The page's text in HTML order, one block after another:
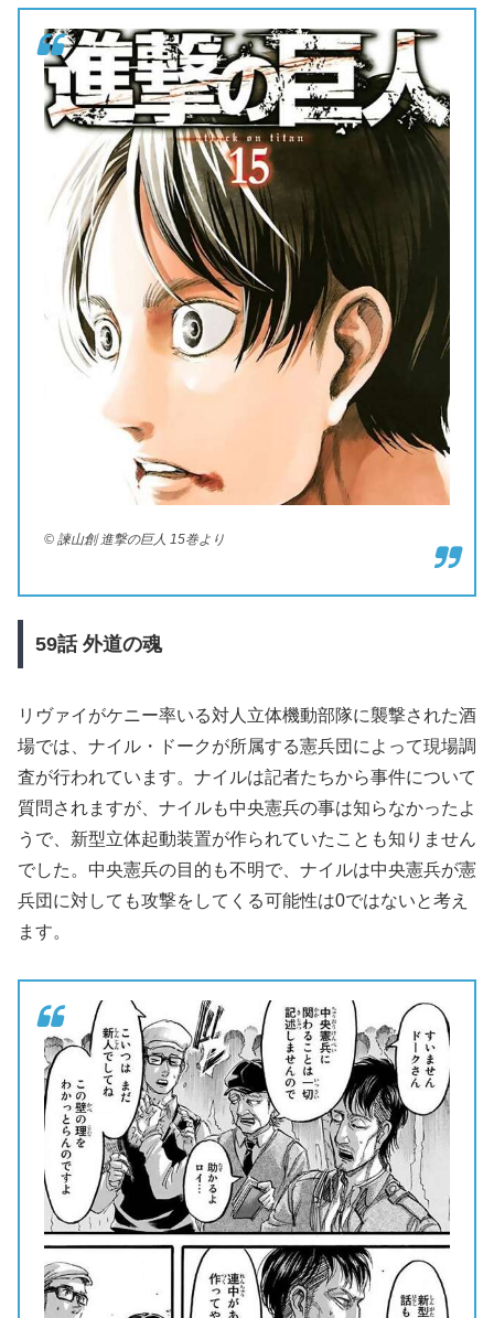
© 諫山創 進撃の巨人 15巻より
59話 外道の魂
リヴァイがケニー率いる対人立体機動部隊に襲撃された酒
場では、ナイル・ドークが所属する憲兵団によって現場調
査が行われています。ナイルは記者たちから事件について
質問されますが、ナイルも中央憲兵の事は知らなかったよ
うで、新型立体起動装置が作られていたことも知りません
でした。中央憲兵の目的も不明で、ナイルは中央憲兵が憲
兵団に対しても攻撃をしてくる可能性は0ではないと考え
ます。